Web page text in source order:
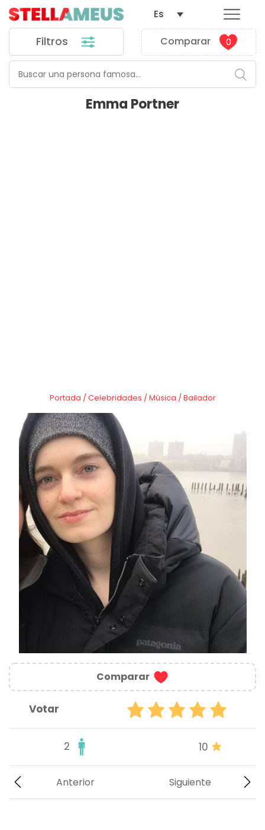
Filtros Comparar 0
Es
Emma Portner
Portada /Celebridades /Música /Bailador
Comparar
Votar
2 10
Siguiente
Anterior